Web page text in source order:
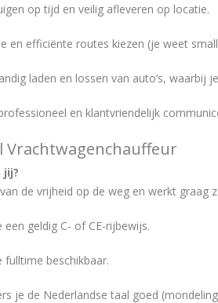
op tijd en veilig afleveren op locatie.
en efficiënte routes kiezen (je weet
laden en lossen van auto’s, waarbij
en klantvriendelijk
Vrachtwagenchauffeur
jij?
de vrijheid op de weg en werkt graag
een geldig C- of CE-rijbewijs.
fulltime beschikbaar.
je de Nederlandse taal goed